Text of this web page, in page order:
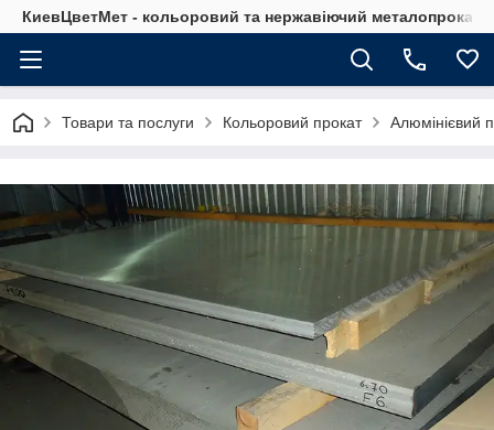
КиевЦветМет - кольоровий та нержавіючий металопрокат.
Товари та послуги Кольоровий прокат Алюмінієвий